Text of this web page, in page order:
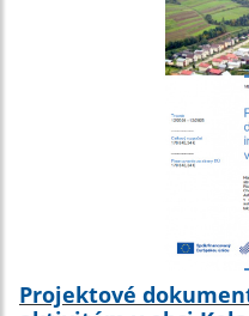
Projektové